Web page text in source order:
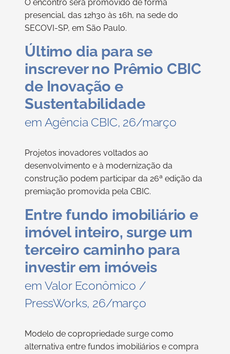
O encontro será promovido de forma
presencial, das 12h30 às 16h, na sede do
SECOVI-SP, em São Paulo.
Último dia para se
inscrever no Prêmio CBIC
de Inovação e
Sustentabilidade
em Agência CBIC, 26/março
Projetos inovadores voltados ao
desenvolvimento e à modernização da
construção podem participar da 26ª edição da
premiação promovida pela CBIC.
Entre fundo imobiliário e
imóvel inteiro, surge um
terceiro caminho para
investir em imóveis
em Valor Econômico /
PressWorks, 26/março
Modelo de copropriedade surge como
alternativa entre fundos imobiliários e compra